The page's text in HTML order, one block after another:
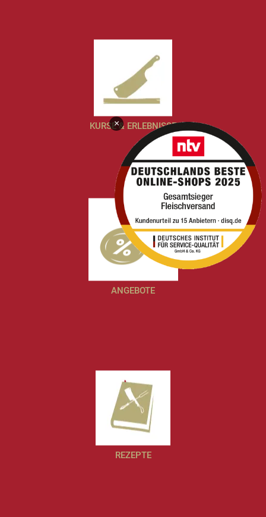
KURSE & ERLEBNISSE
ANGEBOTE
REZEPTE
×